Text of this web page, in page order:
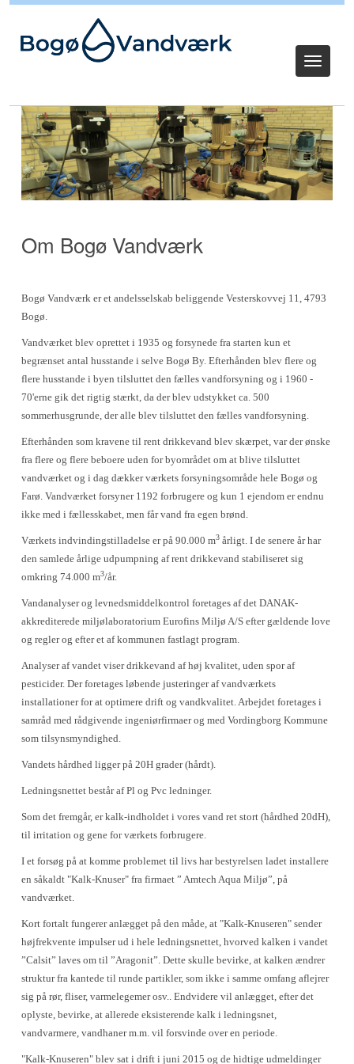
Toggle
Om Bogø Vandværk
Bogø Vandværk er et andelsselskab beliggende Vesterskovvej 11, 4793
Bogø.
Vandværket blev oprettet i 1935 og forsynede fra starten kun et
begrænset antal husstande i selve Bogø By. Efterhånden blev flere og
flere husstande i byen tilsluttet den fælles vandforsyning og i 1960 -
70'erne gik det rigtig stærkt, da der blev udstykket ca. 500
sommerhusgrunde, der alle blev tilsluttet den fælles vandforsyning.
Efterhånden som kravene til rent drikkevand blev skærpet, var der ønske
fra flere og flere beboere uden for byområdet om at blive tilsluttet
vandværket og i dag dækker værkets forsyningsområde hele Bogø og
Farø. Vandværket forsyner 1192 forbrugere og kun 1 ejendom er endnu
ikke med i fællesskabet, men får vand fra egen brønd.
Værkets indvindingstilladelse er på 90.000 m3 årligt. I de senere år har
den samlede årlige udpumpning af rent drikkevand stabiliseret sig
omkring 74.000 m3/år.
Vandanalyser og levnedsmiddelkontrol foretages af det DANAK-
akkrediterede miljølaboratorium Eurofins Miljø A/S efter gældende love
og regler og efter et af kommunen fastlagt program.
Analyser af vandet viser drikkevand af høj kvalitet, uden spor af
pesticider. Der foretages løbende justeringer af vandværkets
installationer for at optimere drift og vandkvalitet. Arbejdet foretages i
samråd med rådgivende ingeniørfirmaer og med Vordingborg Kommune
som tilsynsmyndighed.
Vandets hårdhed ligger på 20H grader (hårdt).
Ledningsnettet består af Pl og Pvc ledninger.
Som det fremgår, er kalk-indholdet i vores vand ret stort (hårdhed 20dH),
til irritation og gene for værkets forbrugere.
I et forsøg på at komme problemet til livs har bestyrelsen ladet installere
en såkaldt "Kalk-Knuser" fra firmaet ” Amtech Aqua Miljø”, på
vandværket.
Kort fortalt fungerer anlægget på den måde, at "Kalk-Knuseren" sender
højfrekvente impulser ud i hele ledningsnettet, hvorved kalken i vandet
”Calsit” laves om til ”Aragonit”. Dette skulle bevirke, at kalken ændrer
struktur fra kantede til runde partikler, som ikke i samme omfang aflejrer
sig på rør, fliser, varmelegemer osv.. Endvidere vil anlægget, efter det
oplyste, bevirke, at allerede eksisterende kalk i ledningsnet,
vandvarmere, vandhaner m.m. vil forsvinde over en periode.
"Kalk-Knuseren" blev sat i drift i juni 2015 og de hidtige udmeldinger